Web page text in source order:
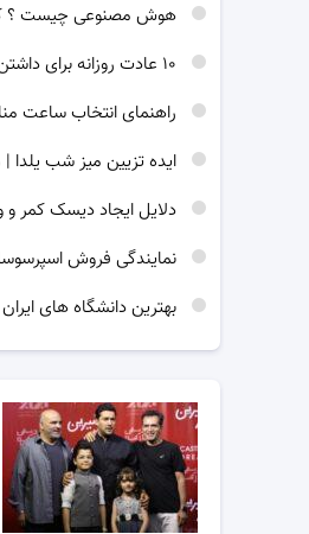
هوش مصنوعی چیست ؟
راهنمای انتخاب ساعت
ایده تزیین میز شب
دلایل ایجاد دیسک کمر
نمایندگی فروش
بهترین دانشگاه های